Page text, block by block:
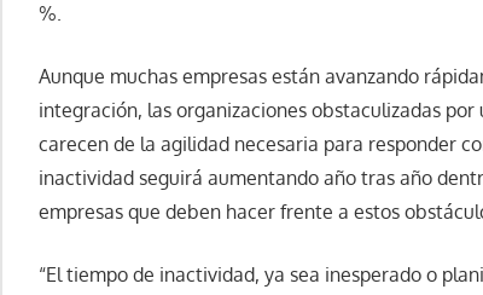
%.
Aunque muchas empresas están avanzando
integración, las organizaciones obstaculizadas
carecen de la agilidad necesaria para responder
inactividad seguirá aumentando año tras año
empresas que deben hacer frente a estos
“El tiempo de inactividad, ya sea inesperado o